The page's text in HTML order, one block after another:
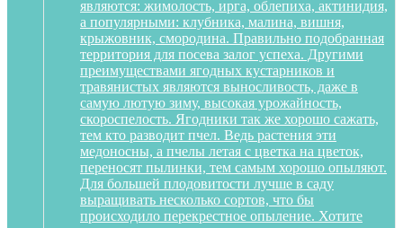
являются: жимолость, ирга, облепиха, актинидия,
а популярными: клубника, малина, вишня,
крыжовник, смородина. Правильно подобранная
территория для посева залог успеха. Другими
преимуществами ягодных кустарников и
травянистых являются выносливость, даже в
самую лютую зиму, высокая урожайность,
скороспелость. Ягодники так же хорошо сажать,
тем кто разводит пчел. Ведь растения эти
медоносны, а пчелы летая с цветка на цветок,
переносят пылинки, тем самым хорошо опыляют.
Для большей плодовитости лучше в саду
выращивать несколько сортов, что бы
происходило перекрестное опыление. Хотите